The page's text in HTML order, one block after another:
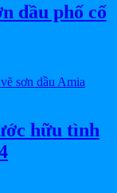
dầu phố cổ
hữu tình